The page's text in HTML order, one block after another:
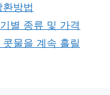
방법
별 종류 및 가격
물을 계속 흘릴